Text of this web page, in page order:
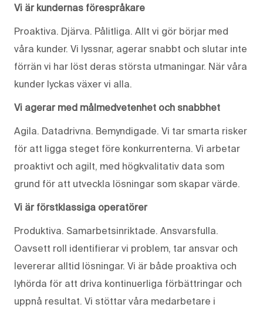
Vi är kundernas förespråkare
Proaktiva. Djärva. Pålitliga. Allt vi gör börjar med
våra kunder. Vi lyssnar, agerar snabbt och slutar inte
förrän vi har löst deras största utmaningar. När våra
kunder lyckas växer vi alla.
Vi agerar med målmedvetenhet och snabbhet
Agila. Datadrivna. Bemyndigade. Vi tar smarta risker
för att ligga steget före konkurrenterna. Vi arbetar
proaktivt och agilt, med högkvalitativ data som
grund för att utveckla lösningar som skapar värde.
Vi är förstklassiga operatörer
Produktiva. Samarbetsinriktade. Ansvarsfulla.
Oavsett roll identifierar vi problem, tar ansvar och
levererar alltid lösningar. Vi är både proaktiva och
lyhörda för att driva kontinuerliga förbättringar och
uppnå resultat. Vi stöttar våra medarbetare i